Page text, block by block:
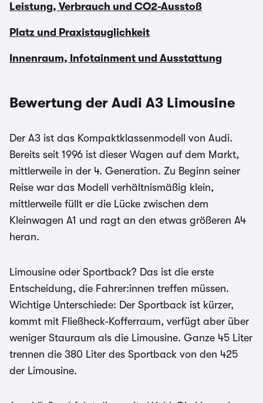
Leistung, Verbrauch und CO2-Ausstoß
Platz und Praxistauglichkeit
Innenraum, Infotainment und Ausstattung
Bewertung der Audi A3 Limousine
Der A3 ist das Kompaktklassenmodell von Audi.
Bereits seit 1996 ist dieser Wagen auf dem Markt,
mittlerweile in der 4. Generation. Zu Beginn seiner
Reise war das Modell verhältnismäßig klein,
mittlerweile füllt er die Lücke zwischen dem
Kleinwagen A1 und ragt an den etwas größeren A4
heran.
Limousine oder Sportback? Das ist die erste
Entscheidung, die Fahrer:innen treffen müssen.
Wichtige Unterschiede: Der Sportback ist kürzer,
kommt mit Fließheck-Kofferraum, verfügt aber über
weniger Stauraum als die Limousine. Ganze 45 Liter
trennen die 380 Liter des Sportback von den 425
der Limousine.